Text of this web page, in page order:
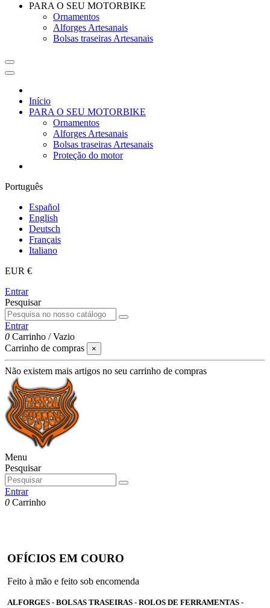
PARA O SEU MOTORBIKE
Ornamentos
Alforges Artesanais
Bolsas traseiras Artesanais
Início
PARA O SEU MOTORBIKE
Ornamentos
Alforges Artesanais
Bolsas traseiras Artesanais
Proteção do motor
Português
Español
English
Deutsch
Français
Italiano
EUR €
Entrar
Pesquisar
Entrar
0 Carrinho /Vazio
Carrinho de compras
×
Não existem mais artigos no seu carrinho de compras
Menu
Pesquisar
Entrar
0 Carrinho
OFÍCIOS EM COURO
Feito à mão e feito sob encomenda
ALFORGES - BOLSAS TRASEIRAS - ROLOS DE FERRAMENTAS -